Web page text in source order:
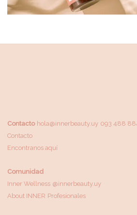
Contacto hola@innerbeauty.uy 093 488
Contacto
Encontranos aquí
Comunidad
Inner Wellness @innerbeauty.uy
About INNER Profesionales